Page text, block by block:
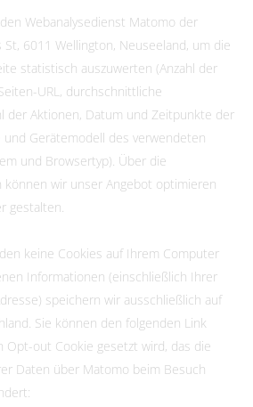
Webanalysedienst Matomo der
St, 6011 Wellington, Neuseeland, um die
statistisch auszuwerten (Anzahl der
URL, durchschnittliche
der Aktionen, Datum und Zeitpunkte der
und Gerätemodell des verwendeten
und Browsertyp). Über die
können wir unser Angebot optimieren
gestalten.
keine Cookies auf Ihrem Computer
Informationen (einschließlich Ihrer
speichern wir ausschließlich auf
Sie können den folgenden Link
Opt-out Cookie gesetzt wird, das die
Daten über Matomo beim Besuch